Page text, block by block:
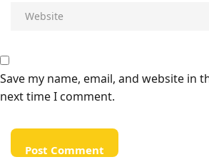
Save my name, email, and website in
next time I comment.